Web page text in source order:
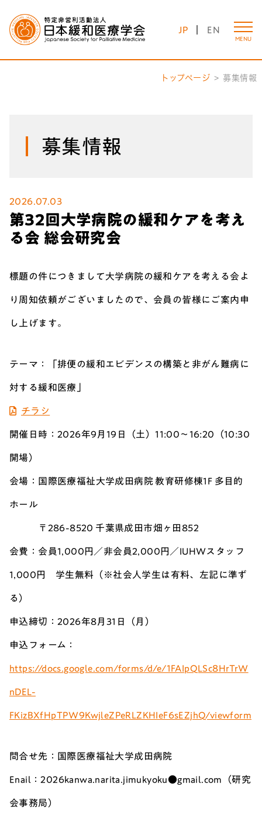
JP EN
MENU
トップページ 募集情報
募集情報
2026.07.03
第32回大学病院の緩和ケアを考え
る会 総会研究会
標題の件につきまして大学病院の緩和ケアを考える会よ
り周知依頼がございましたので、会員の皆様にご案内申
し上げます。
テーマ：「排便の緩和エビデンスの構築と非がん難病に
対する緩和医療」
チラシ
開催日時：2026年9月19日（土）11:00～16:20（10:30
開場）
会場：国際医療福祉大学成田病院 教育研修棟1F 多目的
ホール
〒286-8520 千葉県成田市畑ヶ田852
会費：会員1,000円／非会員2,000円／IUHWスタッフ
1,000円 学生無料（※社会人学生は有料、左記に準ず
る）
申込締切：2026年8月31日（月）
申込フォーム：
https://docs.google.com/forms/d/e/1FAIpQLSc8HrTrW
nDEL-
FKizBXfHpTPW9KwjleZPeRLZKHIeF6sEZjhQ/viewform
問合せ先：国際医療福祉大学成田病院
Enail：2026kanwa.narita.jimukyoku●gmail.com（研究
会事務局）